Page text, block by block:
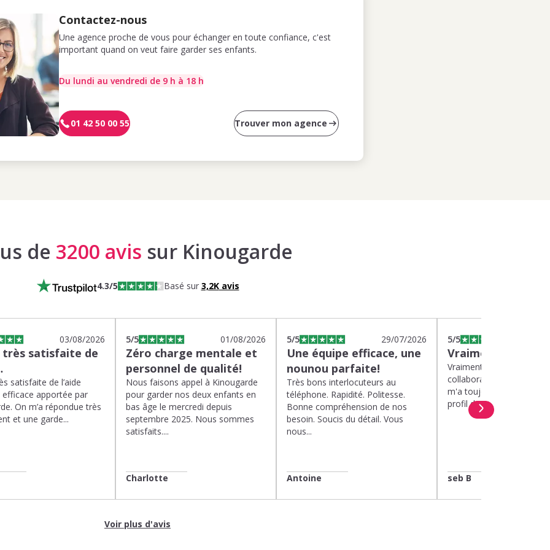
Contactez-nous
Une agence proche de vous pour échanger en toute confiance, c'est
important quand on veut faire garder ses enfants.
Du lundi au vendredi de 9 h à 18 h
01 42 50 00 55 Trouver mon agence
de 3200 avis sur Kinougarde
4.3/5 Basé sur 3,2Kavis
03/08/2026
très satisfaite de
satisfaite de l’aide
efficace apportée par
On m’a répondue très
et une garde...
5/5 01/08/2026
Zéro charge mentale et
personnel de qualité!
Nous faisons appel à Kinougarde
pour garder nos deux enfants en
bas âge le mercredi depuis
septembre 2025. Nous sommes
satisfaits....
Charlotte
5/5 29/07/2026
Une équipe efficace, une
nounou parfaite!
Très bons interlocuteurs au
téléphone. Rapidité. Politesse.
Bonne compréhension de nos
besoin. Soucis du détail. Vous
nous...
Antoine
5/5
Vraiment top
Vraiment top, plus d'un
collaboration avec
m'a toujours proposé de
profil de nounou. Et
seb B
Voir plus d'avis